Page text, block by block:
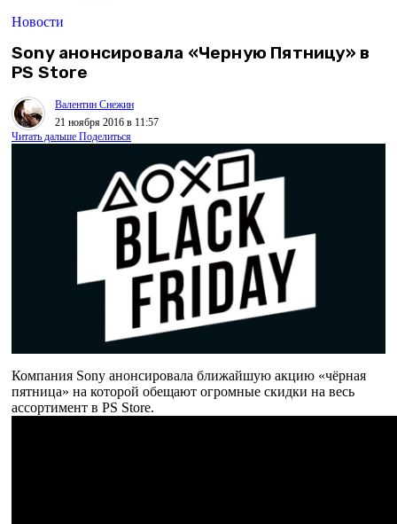
Новости
Sony анонсировала «Черную Пятницу» в
PS Store
Валентин Снежин
21 ноября 2016 в 11:57
Читать дальше Поделиться
Компания Sony анонсировала ближайшую акцию «чёрная
пятница» на которой обещают огромные скидки на весь
ассортимент в PS Store.